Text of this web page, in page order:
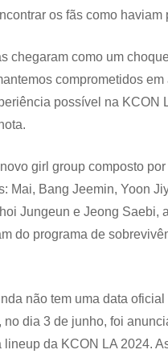
os fãs como haviam
chegaram como um
comprometidos em
possível na KCON
girl group composto por
Mai, Bang Jeemin, Yoon
Jungeun e Jeong Saebi,
do programa de
não tem uma data
no dia 3 de junho, foi
lineup da KCON LA 2024.